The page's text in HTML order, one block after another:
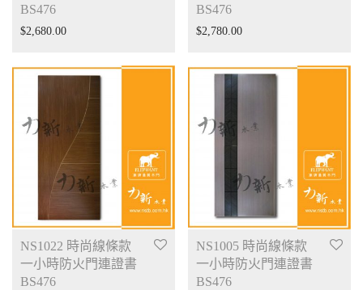
BS476
$2,680.00
BS476
$2,780.00
NS1022 時尚線條款
一小時防火門連證書
BS476
NS1005 時尚線條款
一小時防火門連證書
BS476